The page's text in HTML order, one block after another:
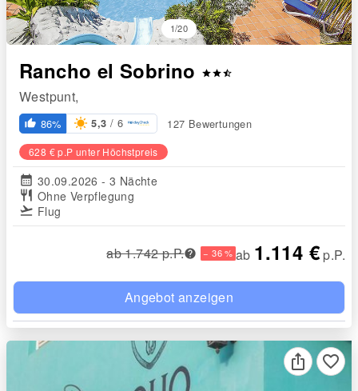
1/20
Rancho el Sobrino starstarstar_half
Westpunt,
thumb_up_alt 86% 5,3 / 6 127 Bewertungen
628 € p.P unter Höchstpreis
calendar_month 30.09.2026 - 3 Nächte
restaurant Ohne Verpflegung
flight_takeoff Flug
ab 1.742 p.P. − 36 % ab 1.114 € p.P.
Angebot anzeigen
favorite_border